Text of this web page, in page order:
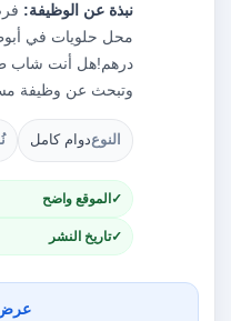
نبذة عن الوظيفة:
درهم!هل أنت شاب
وتبحث عن وظيفة
النوعدوام كامل
الموقع واضح
تاريخ النشر
عرض